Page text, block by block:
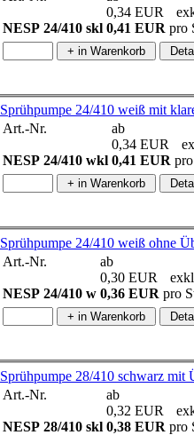
NESP 24/410 skl
0,34 EUR
0,41 EUR pro
Sprühpumpe 24/410 weiß mit
Art.-Nr.
NESP 24/410 wkl
ab
0,34 EUR
0,41 EUR
Sprühpumpe 24/410 weiß ohne
Art.-Nr.
NESP 24/410 w
ab
0,30 EUR
0,36 EUR pro
Sprühpumpe 28/410 schwarz mit
Art.-Nr.
NESP 28/410 skl
ab
0,32 EUR
0,38 EUR pro